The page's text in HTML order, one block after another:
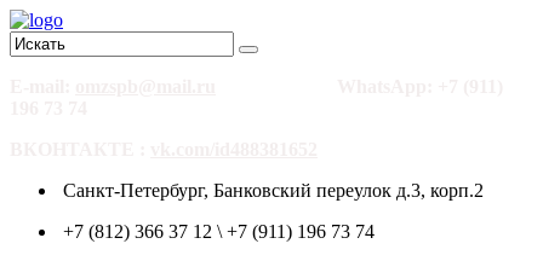
Санкт-Петербург, Банковский переулок д.3, корп.2
+7 (812) 366 37 12 \ +7 (911) 196 73 74